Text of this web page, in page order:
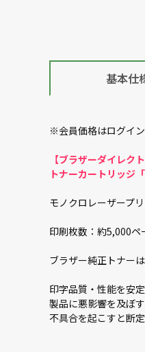
基本仕
※会員価格はログイ
【ブラザーダイレク
トナーカートリッジ
モノクロレーザープ
印刷枚数：約5,000ペ
ブラザー純正トナー
印字品質・性能を安
製品に悪影響を及ぼ
不具合を起こすと断